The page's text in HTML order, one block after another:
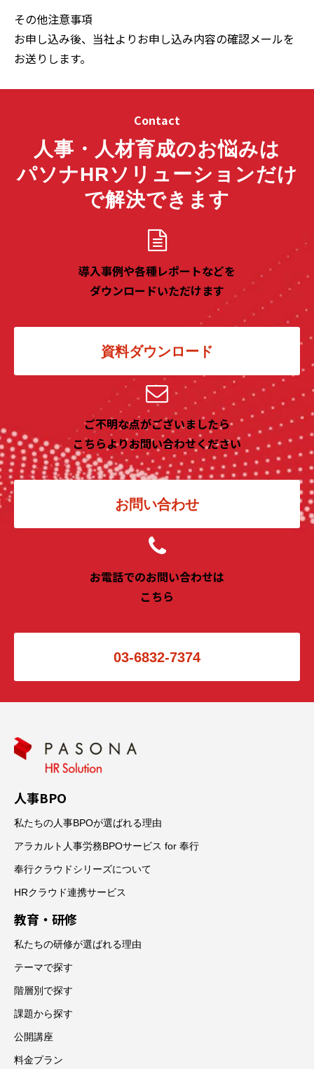
その他注意事項
お申し込み後、当社よりお申し込み内容の確認メールを
お送りします。
Contact
人事・人材育成のお悩みは
パソナHRソリューションだけ
で解決できます
導入事例や各種レポートなどを
ダウンロードいただけます
資料ダウンロード
ご不明な点がございましたら
こちらよりお問い合わせください
お問い合わせ
お電話でのお問い合わせは
こちら
03-6832-7374
人事BPO
私たちの人事BPOが選ばれる理由
アラカルト人事労務BPOサービス for 奉行
奉行クラウドシリーズについて
HRクラウド連携サービス
教育・研修
私たちの研修が選ばれる理由
テーマで探す
階層別で探す
課題から探す
公開講座
料金プラン